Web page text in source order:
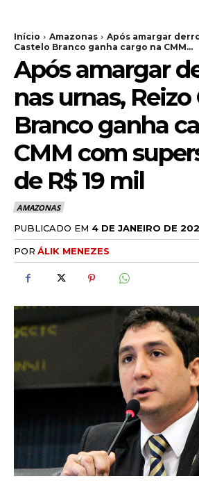
Início Amazonas
Após amargar
Castelo Branco ganha cargo na CMM...
Após amargar
nas urnas, Reizo
Branco ganha
CMM com
de R$ 19 mil
AMAZONAS
PUBLICADO EM 4 DE JANEIRO DE
POR ÁLIK MENEZES